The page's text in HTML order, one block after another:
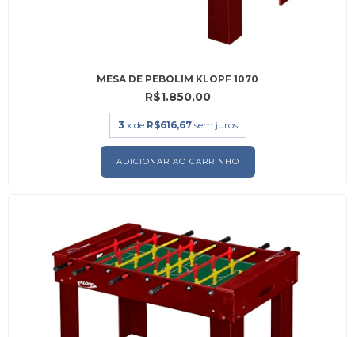
MESA DE PEBOLIM KLOPF 1070
R$1.850,00
3 x de R$616,67 sem juros